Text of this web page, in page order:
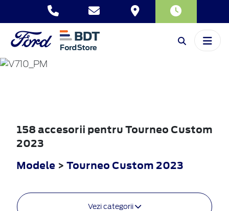
TOURNEO
CUSTOM
158 accesorii pentru Tourneo Custom
2023
Modele > Tourneo Custom 2023
Vezi categorii